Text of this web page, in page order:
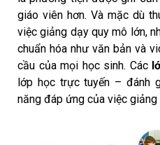
giáo viên hơn. Và mặc dù
việc giảng dạy quy mô lớn,
chuẩn hóa như văn bản và
cầu của mọi học sinh. Các
lớp học trực tuyến – đánh
năng đáp ứng của việc